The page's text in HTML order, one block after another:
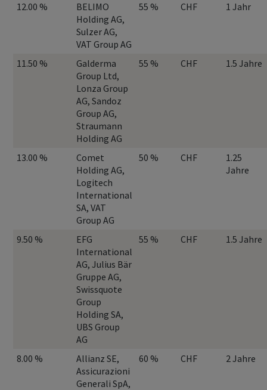
12.00 %
BELIMO
Holding AG,
Sulzer AG,
VAT Group AG
55 % CHF 1 Jahr
11.50 %
Galderma
Group Ltd,
Lonza Group
AG, Sandoz
Group AG,
Straumann
Holding AG
55 % CHF 1.5 Jahre
13.00 %
Comet
Holding AG,
Logitech
International
SA, VAT
Group AG
50 % CHF
1.25
Jahre
9.50 %
EFG
International
AG, Julius Bär
Gruppe AG,
Swissquote
Group
Holding SA,
UBS Group
AG
55 % CHF 1.5 Jahre
8.00 %
Allianz SE,
Assicurazioni
Generali SpA,
60 % CHF 2 Jahre